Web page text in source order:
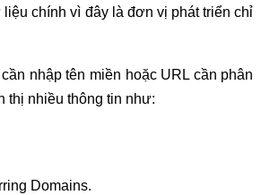
liệu chính vì đây là đơn vị phát triển chỉ
nhập tên miền hoặc URL cần phân
thị nhiều thông tin như:
Domains.